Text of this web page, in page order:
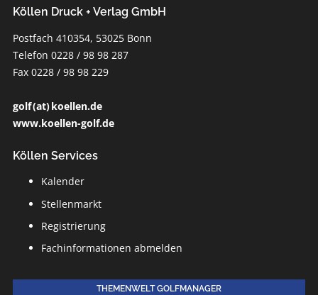
Köllen Druck + Verlag GmbH
Postfach 410354, 53025 Bonn
Telefon 0228 / 98 98 287
Fax 0228 / 98 98 229
golf (at) koellen.de
www.koellen-golf.de
Köllen Services
Kalender
Stellenmarkt
Registrierung
Fachinformationen abmelden
THEMENWELT GOLFMANAGER